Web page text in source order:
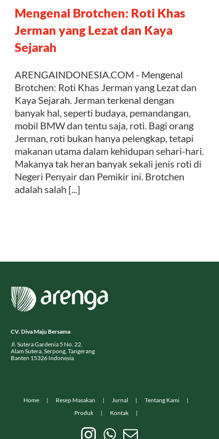
Kontak
Mengenal Brotchen: Roti Khas
Jerman yang Lezat dan Kaya
Sejarah
ARENGAINDONESIA.COM - Mengenal
Brotchen: Roti Khas Jerman yang Lezat dan
Kaya Sejarah. Jerman terkenal dengan
banyak hal, seperti budaya, pemandangan,
mobil BMW dan tentu saja, roti. Bagi orang
Jerman, roti bukan hanya pelengkap, tetapi
makanan utama dalam kehidupan sehari-hari.
Makanya tak heran banyak sekali jenis roti di
Negeri Penyair dan Pemikir ini. Brotchen
adalah salah [...]
CV. Diva Maju Bersama
Jl. Sutera Gardenia 5 No. 22,
Alam Sutera, Serpong, Tangerang
Banten 15326 Indonesia
Home Resep Masakan Jurnal
Tentang Kami
Produk
Kontak